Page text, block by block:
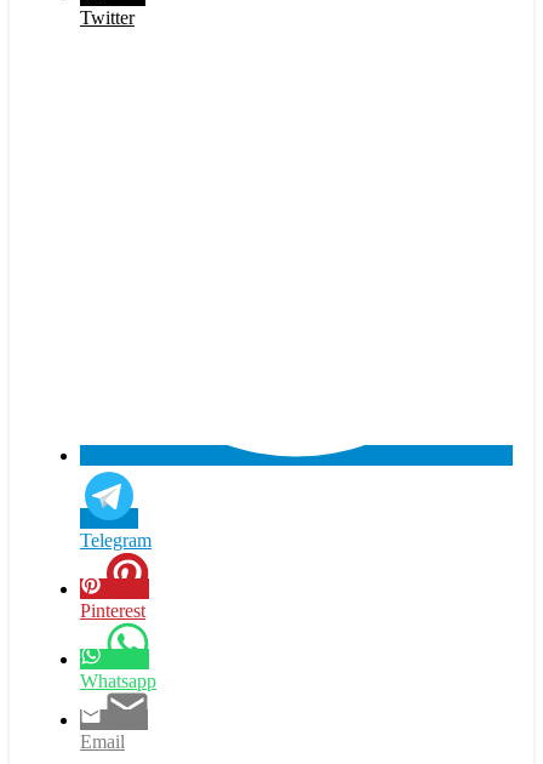
Twitter
Telegram
Pinterest
Whatsapp
Email